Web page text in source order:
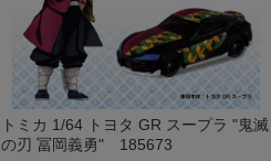
トミカ 1/64 トヨタ GR スープラ "鬼滅
の刃 冨岡義勇" 185673